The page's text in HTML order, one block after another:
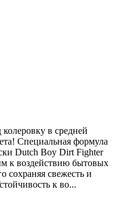
в средней
Специальная формула
Dutch Boy Dirt Fighter
к воздействию бытовых
сохраняя свежесть и
к во...